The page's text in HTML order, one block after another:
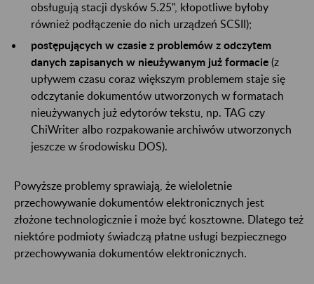
obsługują stacji dysków 5.25", kłopotliwe byłoby
również podłączenie do nich urządzeń SCSII);
postępujących w czasie z problemów z odczytem
danych zapisanych w nieużywanym już formacie (z
upływem czasu coraz większym problemem staje się
odczytanie dokumentów utworzonych w formatach
nieużywanych już edytorów tekstu, np. TAG czy
ChiWriter albo rozpakowanie archiwów utworzonych
jeszcze w środowisku DOS).
Powyższe problemy sprawiają, że wieloletnie
przechowywanie dokumentów elektronicznych jest
złożone technologicznie i może być kosztowne. Dlatego też
niektóre podmioty świadczą płatne usługi bezpiecznego
przechowywania dokumentów elektronicznych.